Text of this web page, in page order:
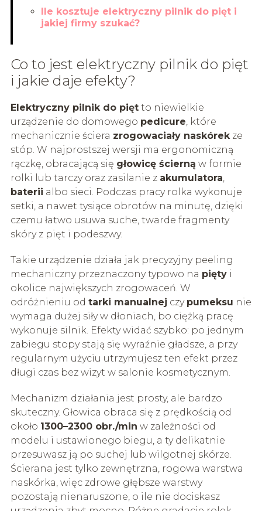
Ile kosztuje elektryczny pilnik do pięt i
jakiej firmy szukać?
Co to jest elektryczny pilnik do pięt
i jakie daje efekty?
Elektryczny pilnik do piętto niewielkie
urządzenie do domowego pedicure , które
mechanicznie ściera zrogowaciały naskórekze
stóp. W najprostszej wersji ma ergonomiczną
rączkę, obracającą się głowicę ścierną w formie
rolki lub tarczy oraz zasilanie z akumulatora
baterii albo sieci. Podczas pracy rolka wykonuje
setki, a nawet tysiące obrotów na minutę, dzięki
czemu łatwo usuwa suche, twarde fragmenty
skóry z pięt i podeszwy.
Takie urządzenie działa jak precyzyjny peeling
mechaniczny przeznaczony typowo na piętyi
okolice największych zrogowaceń. W
odróżnieniu od tarki manualnej czy pumeksu nie
wymaga dużej siły w dłoniach, bo ciężką pracę
wykonuje silnik. Efekty widać szybko: po jednym
zabiegu stopy stają się wyraźnie gładsze, a przy
regularnym użyciu utrzymujesz ten efekt przez
długi czas bez wizyt w salonie kosmetycznym.
Mechanizm działania jest prosty, ale bardzo
skuteczny. Głowica obraca się z prędkością od
około 1300–2300 obr./min w zależności od
modelu i ustawionego biegu, a ty delikatnie
przesuwasz ją po suchej lub wilgotnej skórze.
Ścierana jest tylko zewnętrzna, rogowa warstwa
naskórka, więc zdrowe głębsze warstwy
pozostają nienaruszone, o ile nie dociskasz